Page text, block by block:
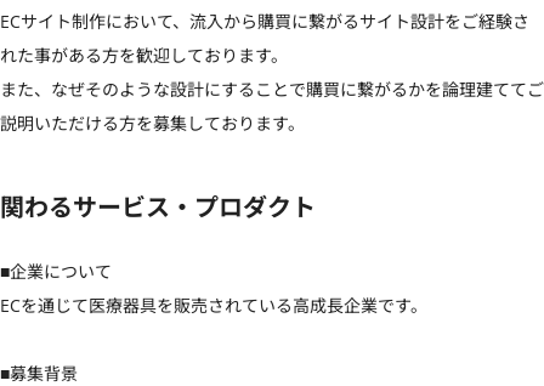
ECサイト制作において、流入から購買に繋がるサイト設計をご経験さ
れた事がある方を歓迎しております。
また、なぜそのような設計にすることで購買に繋がるかを論理建ててご
説明いただける方を募集しております。
関わるサービス・プロダクト
■企業について
ECを通じて医療器具を販売されている高成長企業です。
■募集背景